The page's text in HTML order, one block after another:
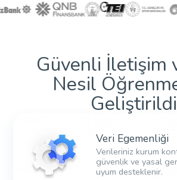
Güvenli İletişim
Nesil
Geliştirildi
Veri Egemenliği
Verileriniz kurum
güvenlik ve yasal
uyum desteklenir.